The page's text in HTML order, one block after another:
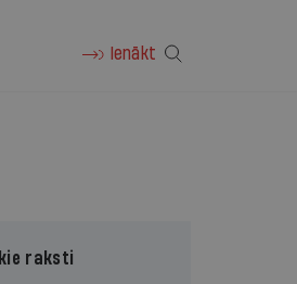
Ienākt
raksti